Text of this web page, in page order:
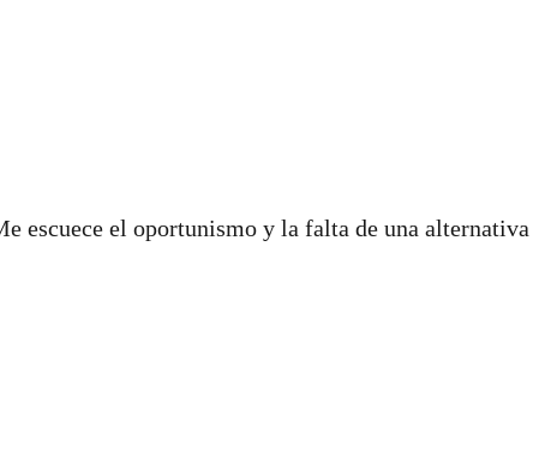
escuece el oportunismo y la falta de una alternativa